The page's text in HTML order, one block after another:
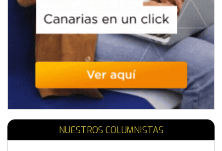
NUESTROS COLUMNISTAS